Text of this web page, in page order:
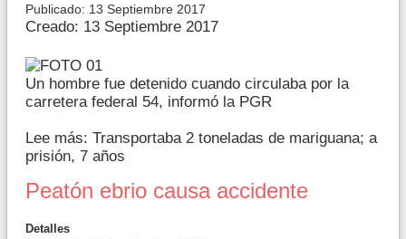
Publicado: 13 Septiembre 2017
Creado: 13 Septiembre 2017
Un hombre fue detenido cuando circulaba por la
carretera federal 54, informó la PGR
Lee más: Transportaba 2 toneladas de mariguana; a
prisión, 7 años
Peatón ebrio causa accidente
Detalles